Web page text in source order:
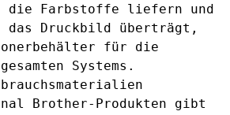
die Farbstoffe liefern und
das Druckbild überträgt,
für die
Systems.
Brother-Produkten gibt